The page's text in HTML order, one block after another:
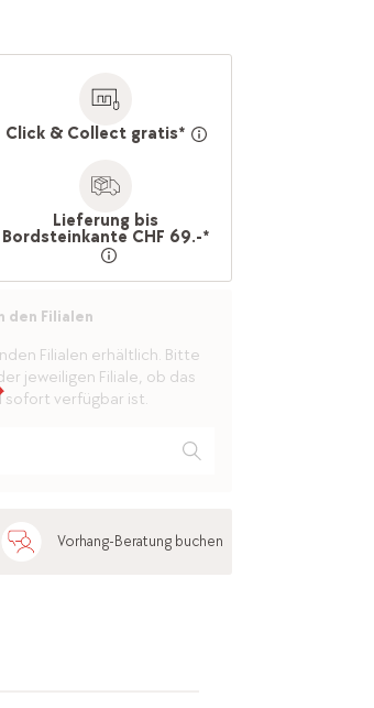
Click & Collect gratis*
Lieferung bis
Bordsteinkante CHF 69.-*
den Filialen
Filialen erhältlich. Bitte
jeweiligen Filiale, ob das
sofort verfügbar ist.
Vorhang-Beratung buchen